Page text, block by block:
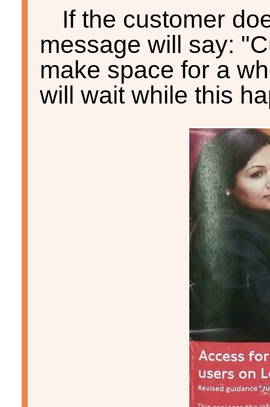
If the customer
message will say:
make space for a
will wait while this